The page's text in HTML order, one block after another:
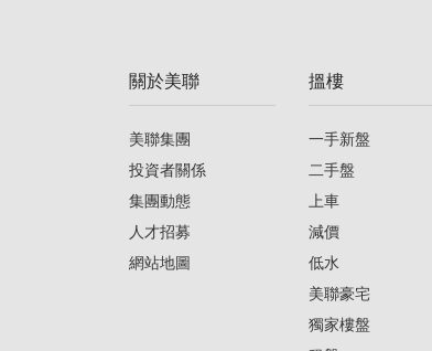
美聯信心指數 較上週 0.7%
關於美聯
美聯集團
投資者關係
集團動態
人才招募
網站地圖
搵樓
一手新盤
二手盤
上車
減價
低水
美聯豪宅
獨家樓盤